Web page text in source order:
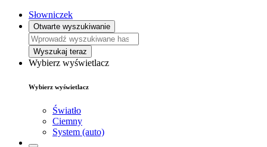
Słowniczek
Otwarte wyszukiwanie
Wyszukaj teraz
Wybierz wyświetlacz
Wybierz wyświetlacz
Światło
Ciemny
System (auto)